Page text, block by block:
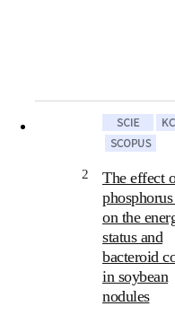
2
The effect
phosphorus
on the
status and
bacteroid
in soybean
nodules